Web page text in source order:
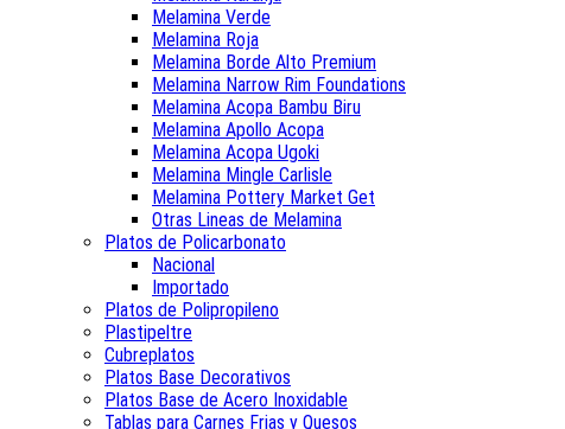
Melamina Verde
Melamina Roja
Melamina Borde Alto Premium
Melamina Narrow Rim Foundations
Melamina Acopa Bambu Biru
Melamina Apollo Acopa
Melamina Acopa Ugoki
Melamina Mingle Carlisle
Melamina Pottery Market Get
Otras Lineas de Melamina
Platos de Policarbonato
Nacional
Importado
Platos de Polipropileno
Plastipeltre
Cubreplatos
Platos Base Decorativos
Platos Base de Acero Inoxidable
Tablas para Carnes Frias y Quesos